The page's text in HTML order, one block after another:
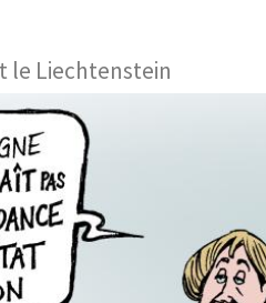
le Liechtenstein